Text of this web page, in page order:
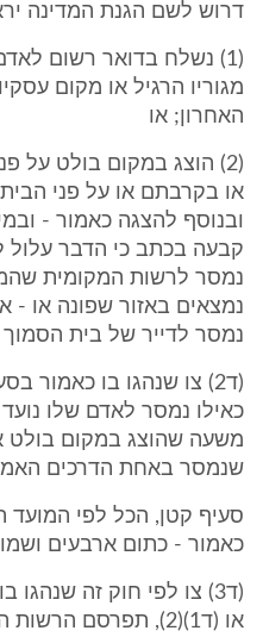
דרוש לשם הגנת המדינה
(1) נשלח בדואר רשום
מגוריו הרגיל או מקום
האחרון; או
(2) הוצג במקום בולט על
או בקרבתם או על פני הבית
ובנוסף להצגה כאמור -
קבעה בכתב כי הדבר עלול
נמסר לרשות המקומית
נמצאים באזור שפונה או -
נמסר לדייר של בית הסמוך
כאילו נמסר לאדם שלו
משעה שהוצג במקום בולט
שנמסר באחת הדרכים
סעיף קטן, הכל לפי המועד
כאמור - כתום ארבעים
או (ד1)(2), תפרסם